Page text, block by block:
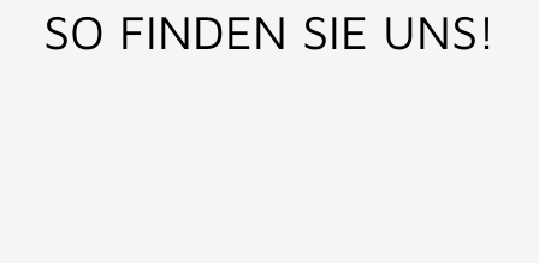
SO FINDEN SIE UNS!